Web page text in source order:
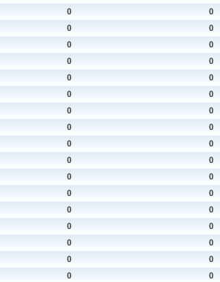
0 0
0 0
0 0
0 0
0 0
0 0
0 0
0 0
0 0
0 0
0 0
0 0
0 0
0 0
0 0
0 0
0 0